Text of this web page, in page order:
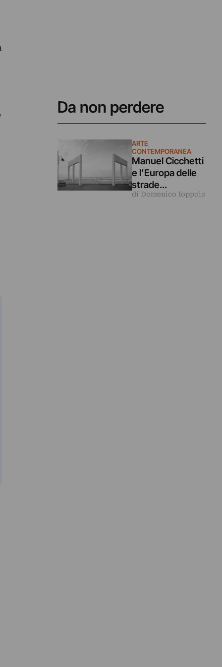
Da non perdere
ARTE
CONTEMPORANEA
Manuel Cicchetti
e l’Europa delle
strade
secondarie in
di Domenico Ioppolo